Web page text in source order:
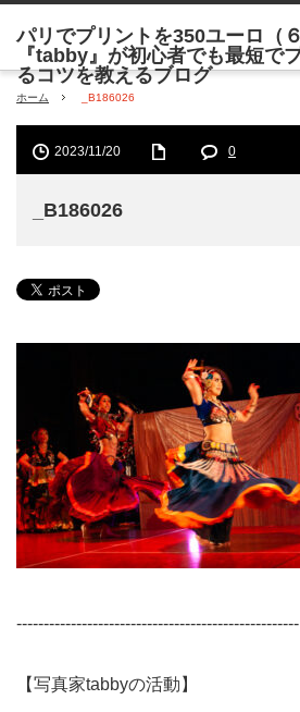
ホーム _B186026
2023/11/20 0
_B186026
----------------------------------------------------
【写真家tabbyの活動】